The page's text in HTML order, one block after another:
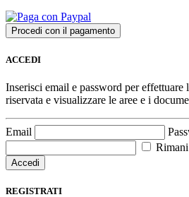
ACCEDI
Inserisci email e password per effettuare
riservata e visualizzare le aree e i
Email
REGISTRATI